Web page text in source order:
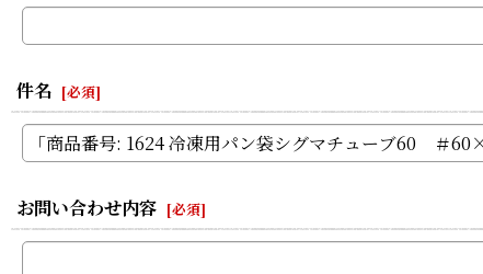
件名 [必須]
お問い合わせ内容 [必須]